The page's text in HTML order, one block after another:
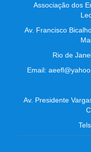
Associação dos
Av. Francisco
Rio de
Email:
Av. Presidente